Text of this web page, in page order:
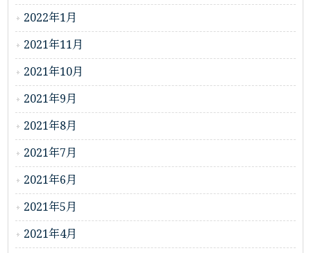
2022年1月
2021年11月
2021年10月
2021年9月
2021年8月
2021年7月
2021年6月
2021年5月
2021年4月